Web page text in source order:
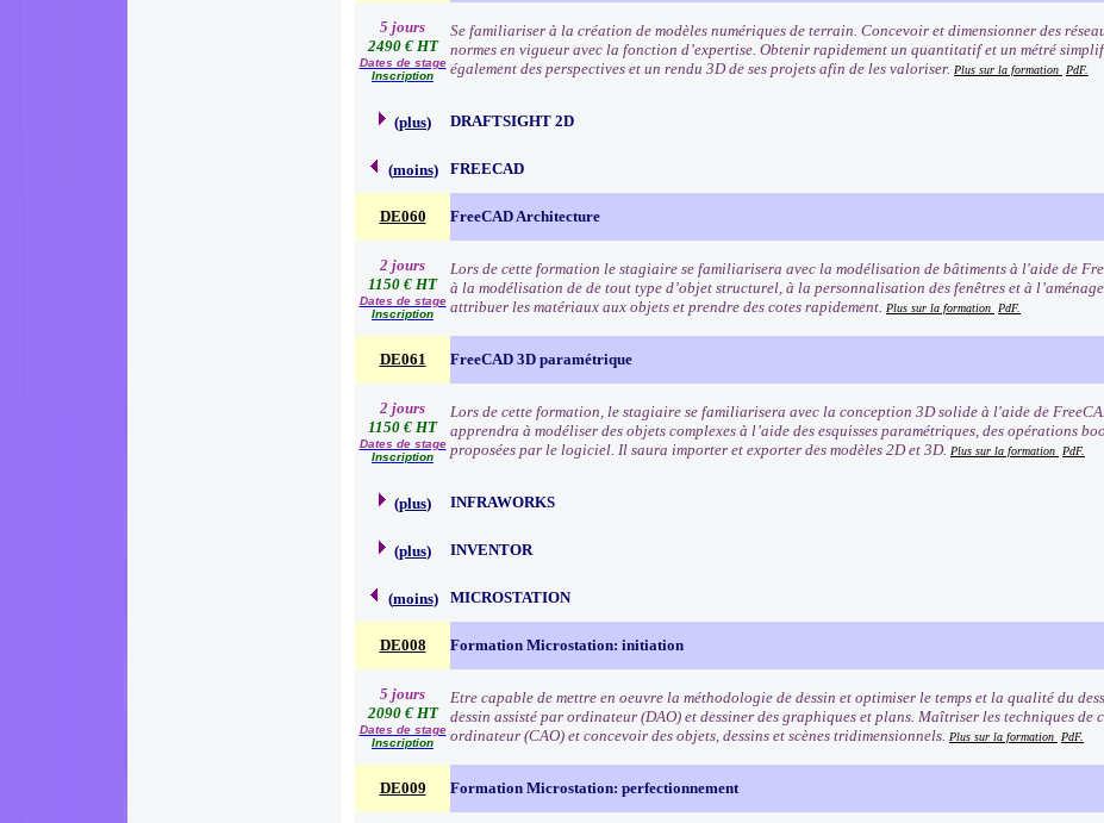
5 jours
2490 € HT
Dates de stage
Inscription
Se familiariser à la création de modèles numériques de terrain. Concevoir et dimensionner des
normes en vigueur avec la fonction d’expertise. Obtenir rapidement un quantitatif et un métré
également des perspectives et un rendu 3D de ses projets afin de les valoriser. Plus sur la formation PdF.
(plus) DRAFTSIGHT 2D
(moins) FREECAD
DE060 FreeCAD Architecture
2 jours
1150 € HT
Dates de stage
Inscription
Lors de cette formation le stagiaire se familiarisera avec la modélisation de bâtiments à l'aide de
à la modélisation de de tout type d’objet structurel, à la personnalisation des fenêtres et à
attribuer les matériaux aux objets et prendre des cotes rapidement. Plus sur la formation PdF.
DE061 FreeCAD 3D paramétrique
2 jours
1150 € HT
Dates de stage
Inscription
Lors de cette formation, le stagiaire se familiarisera avec la conception 3D solide à l'aide de
apprendra à modéliser des objets complexes à l’aide des esquisses paramétriques, des opérations
proposées par le logiciel. Il saura importer et exporter des modèles 2D et 3D. Plus sur la formation PdF.
(plus) INFRAWORKS
(plus) INVENTOR
(moins) MICROSTATION
DE008 Formation Microstation: initiation
5 jours
2090 € HT
Dates de stage
Inscription
Etre capable de mettre en oeuvre la méthodologie de dessin et optimiser le temps et la qualité du
dessin assisté par ordinateur (DAO) et dessiner des graphiques et plans. Maîtriser les techniques de
ordinateur (CAO) et concevoir des objets, dessins et scènes tridimensionnels. Plus sur la formation PdF.
DE009 Formation Microstation: perfectionnement